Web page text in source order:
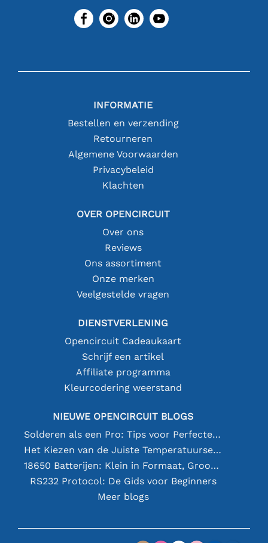
INFORMATIE
Bestellen en verzending
Retourneren
Algemene Voorwaarden
Privacybeleid
Klachten
OVER OPENCIRCUIT
Over ons
Reviews
Ons assortiment
Onze merken
Veelgestelde vragen
DIENSTVERLENING
Opencircuit Cadeaukaart
Schrijf een artikel
Affiliate programma
Kleurcodering weerstand
NIEUWE OPENCIRCUIT BLOGS
Solderen als een Pro: Tips voor Perfecte Elektronische Verbindingen
Het Kiezen van de Juiste Temperatuursensor [youtube]
18650 Batterijen: Klein in Formaat, Groot in Prestatie
RS232 Protocol: De Gids voor Beginners
Meer blogs